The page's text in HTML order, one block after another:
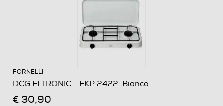
FORNELLI
DCG ELTRONIC - EKP 2422-Bianco
€ 30,90